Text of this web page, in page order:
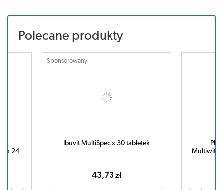
Polecane produkty
x 24
Sponsorowany
Ibuvit MultiSpec x 30 tabletek
43,73 zł